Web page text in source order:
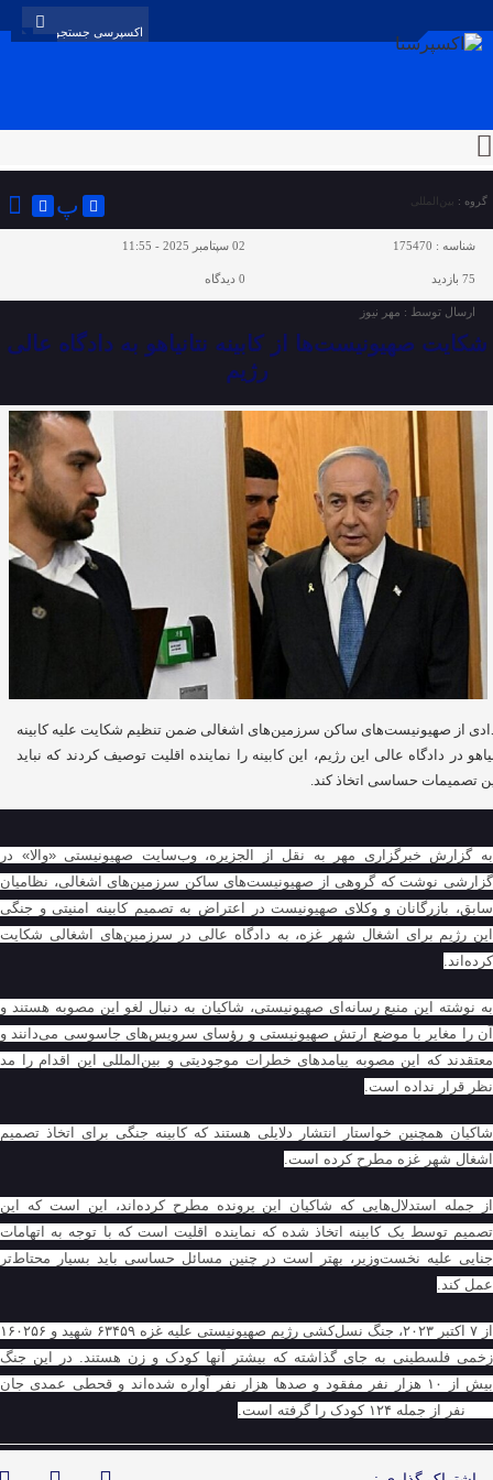
گروه : بین‌المللی پ
شناسه : 175470 02 سپتامبر 2025 - 11:55
75 بازدید 0 دیدگاه
ارسال توسط : مهر نیوز
شکایت صهیونیست‌ها از کابینه نتانیاهو به دادگاه عالی
رژیم
از صهیونیست‌های ساکن سرزمین‌های اشغالی ضمن تنظیم شکایت علیه کابینه
در دادگاه عالی این رژیم، این کابینه را نماینده اقلیت توصیف کردند که نباید
تصمیمات حساسی اتخاذ کند.
به گزارش خبرگزاری مهر به نقل از الجزیره، وب‌سایت صهیونیستی «والا» در
گزارشی نوشت که گروهی از صهیونیست‌های ساکن سرزمین‌های اشغالی، نظامیان
سابق، بازرگانان و وکلای صهیونیست در اعتراض به تصمیم کابینه امنیتی و جنگی
این رژیم برای اشغال شهر غزه، به دادگاه عالی در سرزمین‌های اشغالی شکایت
کرده‌اند.
به نوشته این منبع رسانه‌ای صهیونیستی، شاکیان به دنبال لغو این مصوبه هستند و
آن را مغایر با موضع ارتش صهیونیستی و رؤسای سرویس‌های جاسوسی می‌دانند و
معتقدند که این مصوبه پیامدهای خطرات موجودیتی و بین‌المللی این اقدام را مد
نظر قرار نداده است.
شاکیان همچنین خواستار انتشار دلایلی هستند که کابینه جنگی برای اتخاذ تصمیم
اشغال شهر غزه مطرح کرده است.
از جمله استدلال‌هایی که شاکیان این پرونده مطرح کرده‌اند، این است که این
تصمیم توسط یک کابینه اتخاذ شده که نماینده اقلیت است که با توجه به اتهامات
جنایی علیه نخست‌وزیر، بهتر است در چنین مسائل حساسی باید بسیار محتاط‌تر
عمل کند.
از ۷ اکتبر ۲۰۲۳، جنگ نسل‌کشی رژیم صهیونیستی علیه غزه ۶۳۴۵۹ شهید و ۱۶۰۲۵۶
زخمی فلسطینی به جای گذاشته که بیشتر آنها کودک و زن هستند. در این جنگ
بیش از ۱۰ هزار نفر مفقود و صدها هزار نفر آواره شده‌اند و قحطی عمدی جان